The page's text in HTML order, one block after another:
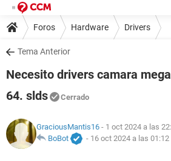
Foros Hardware Drivers
Tema Anterior
Necesito drivers camara
64. slds
Cerrado
GraciousMantis16 - 1 oct 2024 a las
BoBot
- 16 oct 2024 a las 01:12